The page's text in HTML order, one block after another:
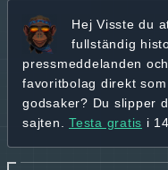
Hej Visste du
fullständig
pressmeddelanden
favoritbolag direkt
godsaker? Du slipper
sajten. Testa gratis i